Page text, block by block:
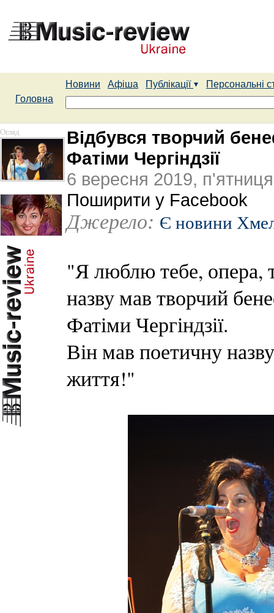
Новини Афіша Публікації
Персональні
Головна
Огляд
Відбувся творчий
Фатіми Чергіндзії
6 вересня 2019, п'ятниця
Поширити у Facebook
Джерело: Є новини
"Я люблю тебе, опера,
назву мав творчий
Фатіми Чергіндзії.
Він мав поетичну
життя!"